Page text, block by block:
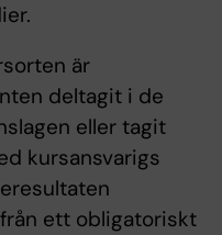
är
deltagit i de
eller tagit
kursansvarigs
ett obligatoriskt